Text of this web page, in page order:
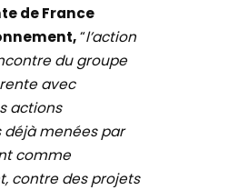
de France
“l’action
du groupe
avec
actions
menées par
comme
contre des projets